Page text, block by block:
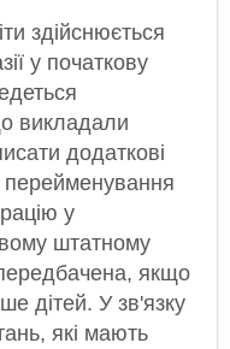
здійснюється
у початкову
викладали
додаткові
перейменування
у
штатному
якщо
дітей. У зв'язку
які мають